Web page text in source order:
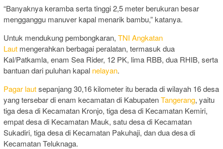
“Banyaknya keramba serta tinggi 2,5 meter berukuran besar
mengganggu manuver kapal menarik bambu,” katanya.
Untuk mendukung pembongkaran, TNI Angkatan
Laut mengerahkan berbagai peralatan, termasuk dua
Kal/Patkamla, enam Sea Rider, 12 PK, lima RBB, dua RHIB, serta
bantuan dari puluhan kapal nelayan.
Pagar lautsepanjang 30,16 kilometer itu berada di wilayah 16 desa
yang tersebar di enam kecamatan di KabupatenTangerang, yaitu
tiga desa di Kecamatan Kronjo, tiga desa di Kecamatan Kemiri,
empat desa di Kecamatan Mauk, satu desa di Kecamatan
Sukadiri, tiga desa di Kecamatan Pakuhaji, dan dua desa di
Kecamatan Teluknaga.